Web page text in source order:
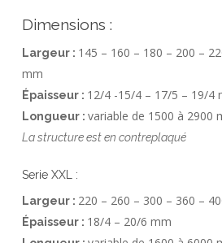
Dimensions :
Largeur : 145 – 160 – 180 – 200 –
mm
Épaisseur : 12/4 -15/4 – 17/5 – 19/4
Longueur : variable de 1500 à 2900
La structure est en contreplaqué
Serie XXL :
Largeur : 220 – 260 – 300 – 360 –
Épaisseur : 18/4 – 20/6 mm